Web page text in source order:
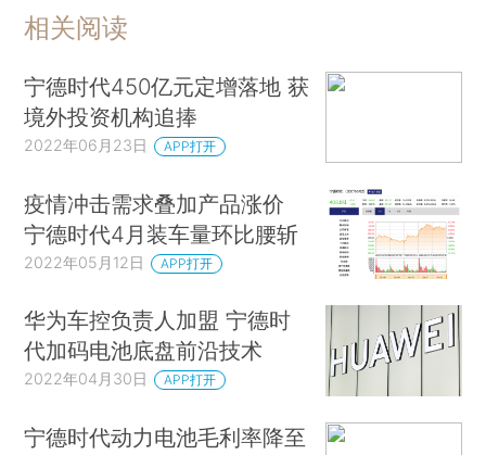
相关阅读
宁德时代450亿元定增落地 获
境外投资机构追捧
2022年06月23日 APP打开
疫情冲击需求叠加产品涨价
宁德时代4月装车量环比腰斩
2022年05月12日 APP打开
华为车控负责人加盟 宁德时
代加码电池底盘前沿技术
2022年04月30日 APP打开
宁德时代动力电池毛利率降至